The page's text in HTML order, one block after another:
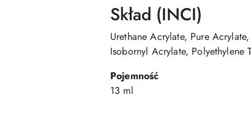
Skład (INCI)
Urethane Acrylate, Pure
Isobornyl Acrylate, Polyethylene
Pojemność
13 ml